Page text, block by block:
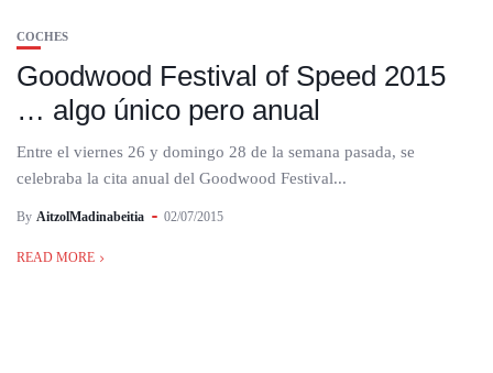
COCHES
Goodwood Festival of Speed 2015
… algo único pero anual
Entre el viernes 26 y domingo 28 de la semana pasada, se
celebraba la cita anual del Goodwood Festival...
By AitzolMadinabeitia 02/07/2015
READ MORE